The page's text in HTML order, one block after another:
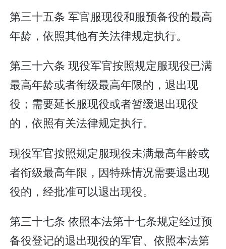
第三十五条 军官服现役和服预备役的最高
年龄，依照其他有关法律规定执行。
第三十六条 现役军官按照规定服现役已满
最高年龄或者衔级最高年限的，退出现
役；需要延长服现役或者暂缓退出现役
的，依照有关法律规定执行。
现役军官按照规定服现役未满最高年龄或
者衔级最高年限，因特殊情况需要退出现
役的，经批准可以退出现役。
第三十七条 依照本法第十七条规定经过预
备役登记的退出现役的军官、依照本法第